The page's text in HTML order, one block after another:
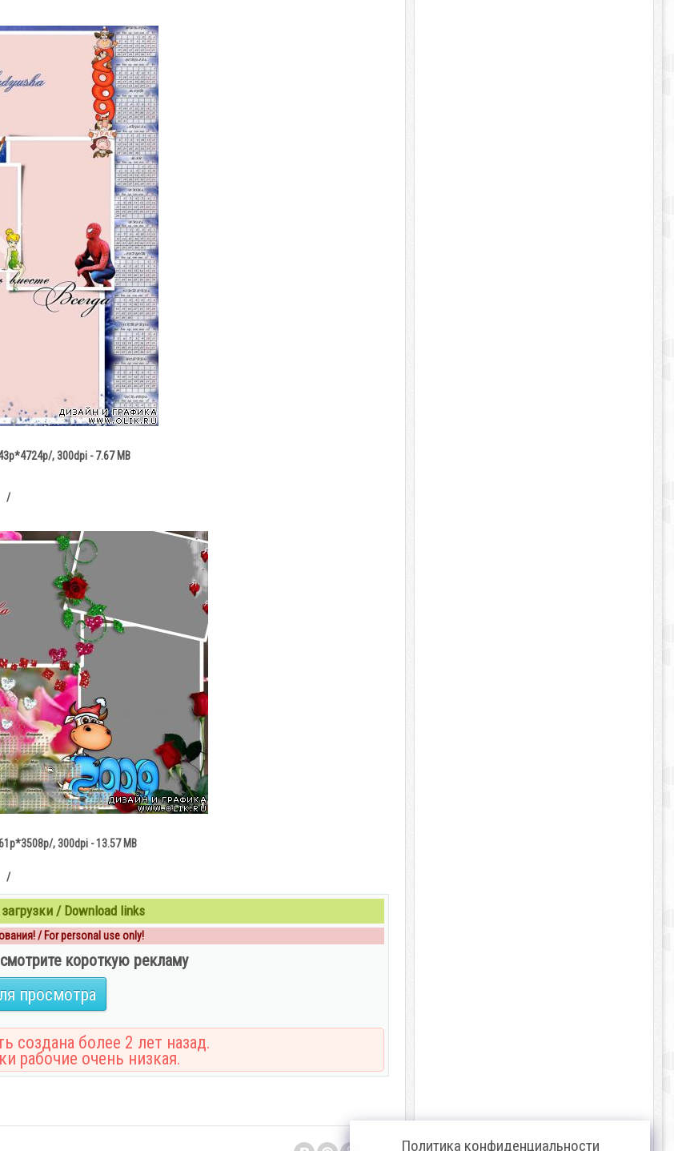
, 300dpi - 7.67 MB
/
, 300dpi - 13.57 MB
/
/ Download links
/ For personal use only!
короткую рекламу
просмотра
создана более 2 лет назад.
рабочие очень низкая.
Политика конфиденциальности